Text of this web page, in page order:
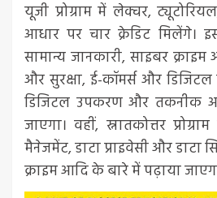
यूजी प्रोग्राम में लेक्चर,
आधार पर चार क्रेडिट मिलेंगे।
सामान्य जानकारी, साइबर
और सुरक्षा, ई-कॉमर्स और
डिजिटल उपकरण और तकनीक
जाएगा। वहीं, स्नातकोत्तर
मैनेजमेंट, डाटा प्राइवेसी और डाटा
क्राइम आदि के बारे में पढ़ाया